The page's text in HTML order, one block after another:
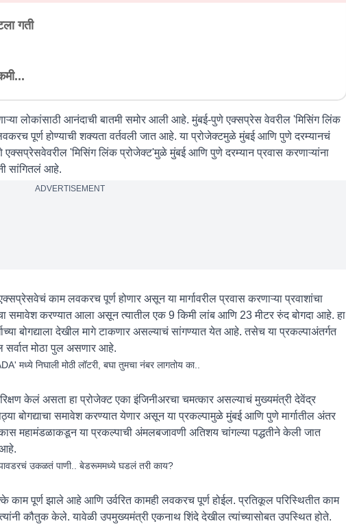
गती
लोकांसाठी आनंदाची बातमी समोर आली आहे. मुंबई-पुणे एक्सप्रेस वेवरील 'मिसिंग लिंक
पूर्ण होण्याची शक्यता वर्तवली जात आहे. या प्रोजेक्टमुळे मुंबई आणि पुणे दरम्यानचं
'मिसिंग लिंक प्रोजेक्ट'मुळे मुंबई आणि पुणे दरम्यान प्रवास करणाऱ्यांना
सांगितलं आहे.
ADVERTISEMENT
काम लवकरच पूर्ण होणार असून या मार्गावरील प्रवास करणाऱ्या प्रवाशांचा
समावेश करण्यात आला असून त्यातील एक 9 किमी लांब आणि 23 मीटर रुंद बोगदा आहे. हा
बोगद्याला देखील मागे टाकणार असल्याचं सांगण्यात येत आहे. तसेच या प्रकल्पाअंतर्गत
सर्वात मोठा पुल असणार आहे.
मध्ये निघाली मोठी लॉटरी, बघा तुमचा नंबर लागतोय का..
केलं असता हा प्रोजेक्ट एका इंजिनीअरचा चमत्कार असल्याचं मुख्यमंत्री देवेंद्र
बोगद्याचा समावेश करण्यात येणार असून या प्रकल्पामुळे मुंबई आणि पुणे मार्गातील अंतर
महामंडळाकडून या प्रकल्पाची अंमलबजावणी अतिशय चांगल्या पद्धतीने केली जात
आहे.
पावडरचं उकळतं पाणी.. बेडरूममध्ये घडलं तरी काय?
काम पूर्ण झाले आहे आणि उर्वरित कामही लवकरच पूर्ण होईल. प्रतिकूल परिस्थितीत काम
कौतुक केले. यावेळी उपमुख्यमंत्री एकनाथ शिंदे देखील त्यांच्यासोबत उपस्थित होते.